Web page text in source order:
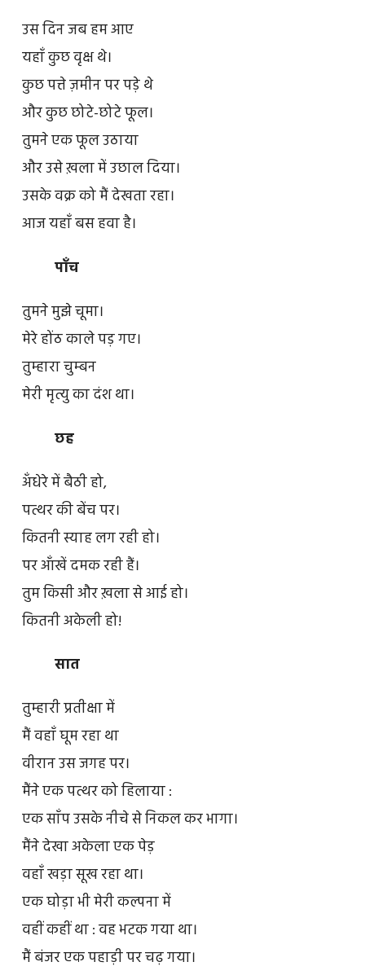
उस दिन जब हम आए
यहाँ कुछ वृक्ष थे।
कुछ पत्ते ज़मीन पर पड़े थे
और कुछ छोटे-छोटे फूल।
तुमने एक फूल उठाया
और उसे ख़ला में उछाल दिया।
उसके वक्र को मैं देखता रहा।
आज यहाँ बस हवा है।
पाँच
तुमने मुझे चूमा।
मेरे होंठ काले पड़ गए।
तुम्हारा चुम्बन
मेरी मृत्यु का दंश था।
छह
अँधेरे में बैठी हो,
पत्थर की बेंच पर।
कितनी स्याह लग रही हो।
पर आँखें दमक रही हैं।
तुम किसी और ख़ला से आई हो।
कितनी अकेली हो!
सात
तुम्हारी प्रतीक्षा में
मैं वहाँ घूम रहा था
वीरान उस जगह पर।
मैंने एक पत्थर को हिलाया :
एक साँप उसके नीचे से निकल कर भागा।
मैंने देखा अकेला एक पेड़
वहाँ खड़ा सूख रहा था।
एक घोड़ा भी मेरी कल्पना में
वहीं कहीं था : वह भटक गया था।
मैं बंजर एक पहाड़ी पर चढ़ गया।